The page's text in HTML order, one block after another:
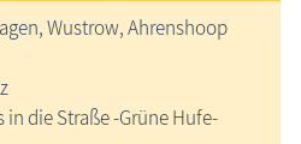
Wustrow, Ahrenshoop
die Straße -Grüne Hufe-